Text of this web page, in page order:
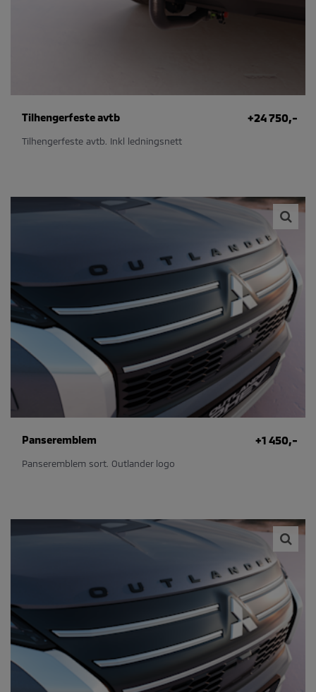
+24 750,-
Tilhengerfeste avtb
Tilhengerfeste avtb. Inkl ledningsnett
+1 450,-
Panseremblem
Panseremblem sort. Outlander logo